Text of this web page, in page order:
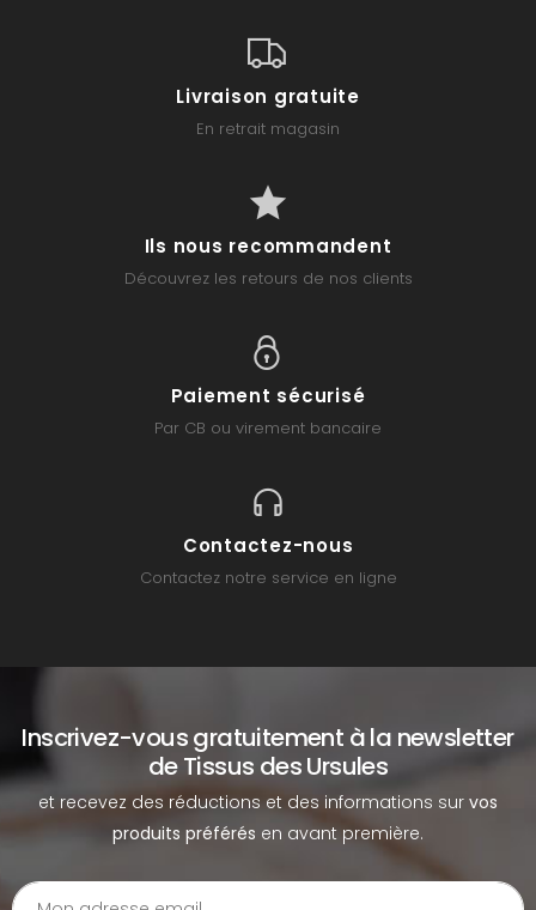
Livraison gratuite
En retrait magasin
Ils nous recommandent
Découvrez les retours de nos clients
Paiement sécurisé
Par CB ou virement bancaire
Contactez-nous
Contactez notre service en ligne
Inscrivez-vous gratuitement à la newsletter
de Tissus des Ursules
et recevez des réductions et des informations sur vos
produits préférés en avant première.